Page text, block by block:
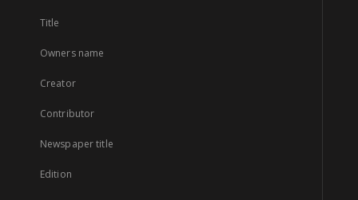
Title
Owners name
Creator
Contributor
Newspaper title
Edition